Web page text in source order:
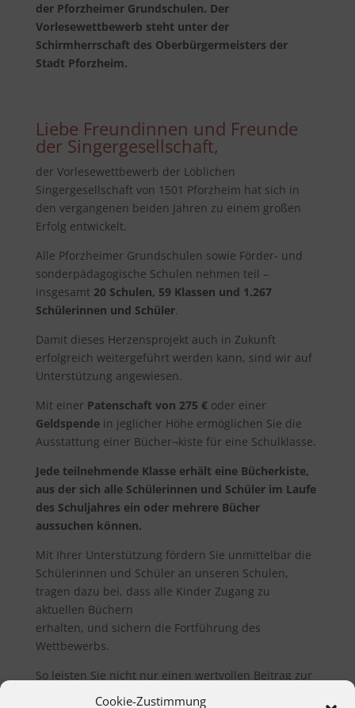
Cookie-Zustimmung
der Pforzheimer Grundschulen. Der
Vorlesewettbewerb steht unter der
Schirmherrschaft des Oberbürgermeisters der
Stadt Pforzheim.
Liebe Freundinnen und Freunde
der Singergesellschaft,
der Vorlesewettbewerb der Löblichen
Singergesellschaft von 1501 Pforzheim hat sich in
den vergangenen beiden Jahren zu einem großen
Erfolg entwickelt.
Alle Pforzheimer Grundschulen sowie Förder- und
sonderpädagogische Schulen nehmen teil –
insgesamt 20 Schulen, 59 Klassen und 1.267
Schülerinnen und Schüler.
Damit dieses Herzensprojekt auch in Zukunft
erfolgreich weitergeführt werden kann, sind wir auf
Unterstützung angewiesen.
Mit einer Patenschaft von 275 € oder einer
Geldspendein jeglicher Höhe ermöglichen Sie die
Ausstattung einer Bücher¬kiste für eine Schulklasse.
Jede teilnehmende Klasse erhält eine Bücherkiste,
aus der sich alle Schülerinnen und Schüler im Laufe
des Schuljahres ein oder mehrere Bücher
aussuchen können.
Mit Ihrer Unterstützung fördern Sie unmittelbar die
Schülerinnen und Schüler an unseren Schulen,
tragen dazu bei, dass alle Kinder Zugang zu
aktuellen Büchern
erhalten, und sichern die Fortführung des
Wettbewerbs.
So leisten Sie nicht nur einen wertvollen Beitrag zur
Leseförderung, sondern schenken zugleich vielen